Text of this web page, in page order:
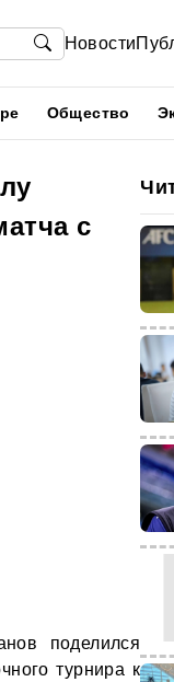
Новости
Общество
с
поделился
турнира к